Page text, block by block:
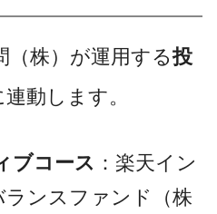
（株）が運用する投
動します。
ブコース ：楽天イン
ンスファンド（株